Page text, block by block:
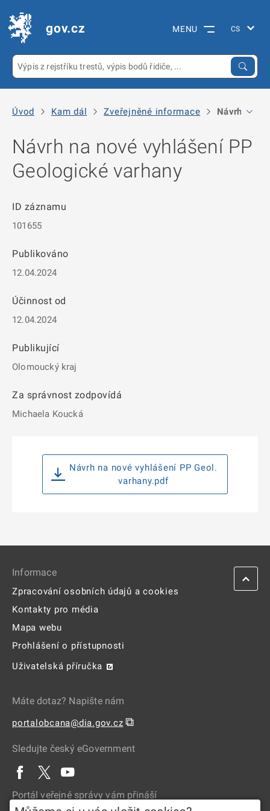
gov.cz MENU
Úvod Kam dál Zveřejněné informace Návrh na
Návrh na nové vyhlášení PP
Geologické varhany
ID záznamu
101655
Publikováno
12.04.2024
Účinnost od
12.04.2024
Publikující
Olomoucký kraj
Za správnost zodpovídá
Michaela Koucká
Návrh na nové vyhlášení PP Geol.
varhany.pdf
Informace
Zpracování osobních údajů a cookies
Kontakty pro média
Mapa webu
Prohlášení o přístupnosti
Uživatelská příručka
Máte dotaz? Napište nám
portalobcana@dia.gov.cz ⧉
Sledujte český eGovernment
Portál veřejné správy vám přináší